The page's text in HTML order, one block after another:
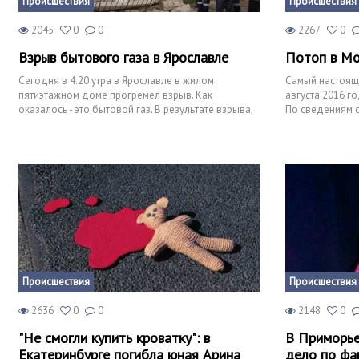
2045 0 0
Взрыв бытового газа в Ярославле
Сегодня в 4.20 утра в Ярославле в жилом
пятиэтажном доме прогремел взрыв. Как
оказалось - это бытовой газ. В результате взрыва,
2267 0
Потоп в
Самый
августа 2016
По сведениям
Происшествия
2636 0 0
"Не смогли купить кроватку": в
Екатеринбурге погибла юная Арина
Происшествия
2148 0
В
дело по